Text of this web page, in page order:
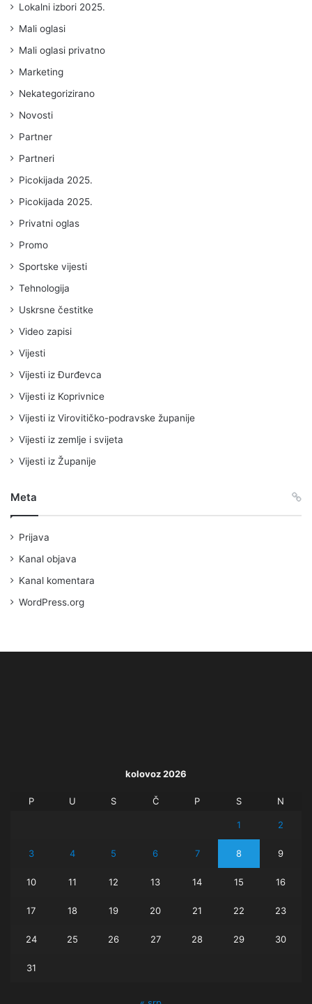
Lokalni izbori 2025.
Mali oglasi
Mali oglasi privatno
Marketing
Nekategorizirano
Novosti
Partner
Partneri
Picokijada 2025.
Picokijada 2025.
Privatni oglas
Promo
Sportske vijesti
Tehnologija
Uskrsne čestitke
Video zapisi
Vijesti
Vijesti iz Đurđevca
Vijesti iz Koprivnice
Vijesti iz Virovitičko-podravske županije
Vijesti iz zemlje i svijeta
Vijesti iz Županije
Meta
Prijava
Kanal objava
Kanal komentara
WordPress.org
kolovoz 2026
P U S Č P S N
1 2
3 4 5 6 7 8 9
10 11 12 13 14 15 16
17 18 19 20 21 22 23
24 25 26 27 28 29 30
31